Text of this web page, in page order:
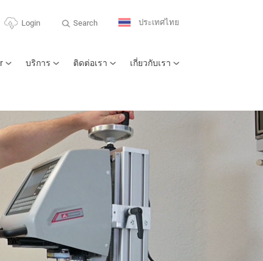
Login Search ประเทศไทย
บริการ ติดต่อเรา เกี่ยวกับเรา